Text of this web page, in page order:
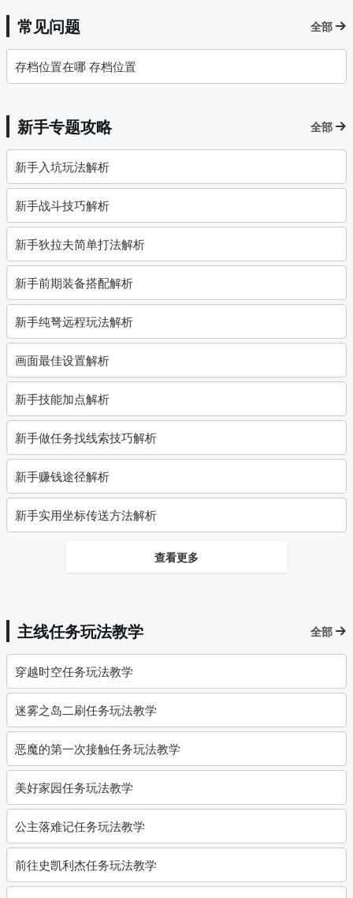
常见问题 全部
存档位置在哪 存档位置
新手专题攻略 全部
新手入坑玩法解析
新手战斗技巧解析
新手狄拉夫简单打法解析
新手前期装备搭配解析
新手纯弩远程玩法解析
画面最佳设置解析
新手技能加点解析
新手做任务找线索技巧解析
新手赚钱途径解析
新手实用坐标传送方法解析
查看更多
主线任务玩法教学 全部
穿越时空任务玩法教学
迷雾之岛二刷任务玩法教学
恶魔的第一次接触任务玩法教学
美好家园任务玩法教学
公主落难记任务玩法教学
前往史凯利杰任务玩法教学